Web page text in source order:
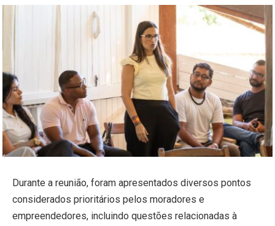
Durante a reunião, foram apresentados diversos pontos
considerados prioritários pelos moradores e
empreendedores, incluindo questões relacionadas à